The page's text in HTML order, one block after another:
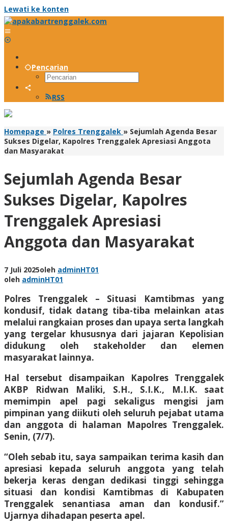
Lewati ke konten
Pencarian
RSS
Homepage » Polres Trenggalek » Sejumlah Agenda Besar
Sukses Digelar, Kapolres Trenggalek Apresiasi Anggota
dan Masyarakat
Sejumlah Agenda Besar
Sukses Digelar, Kapolres
Trenggalek Apresiasi
Anggota dan Masyarakat
7 Juli 2025oleh adminHT01
oleh adminHT01
Polres Trenggalek – Situasi Kamtibmas yang
kondusif, tidak datang tiba-tiba melainkan atas
melalui rangkaian proses dan upaya serta langkah
yang tergelar khususnya dari jajaran Kepolisian
didukung oleh stakeholder dan elemen
masyarakat lainnya.
Hal tersebut disampaikan Kapolres Trenggalek
AKBP Ridwan Maliki, S.H., S.I.K., M.I.K. saat
memimpin apel pagi sekaligus mengisi jam
pimpinan yang diikuti oleh seluruh pejabat utama
dan anggota di halaman Mapolres Trenggalek.
Senin, (7/7).
“Oleh sebab itu, saya sampaikan terima kasih dan
apresiasi kepada seluruh anggota yang telah
bekerja keras dengan dedikasi tinggi sehingga
situasi dan kondisi Kamtibmas di Kabupaten
Trenggalek senantiasa aman dan kondusif.”
Ujarnya dihadapan peserta apel.